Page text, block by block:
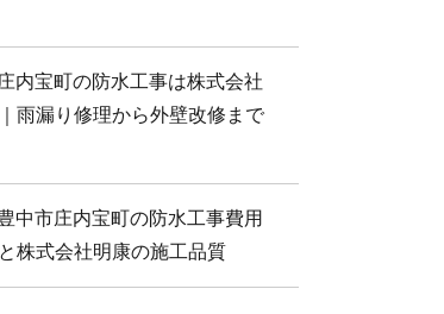
庄内宝町の防水工事は株式会社
雨漏り修理から外壁改修まで
中市庄内宝町の防水工事費用
株式会社明康の施工品質